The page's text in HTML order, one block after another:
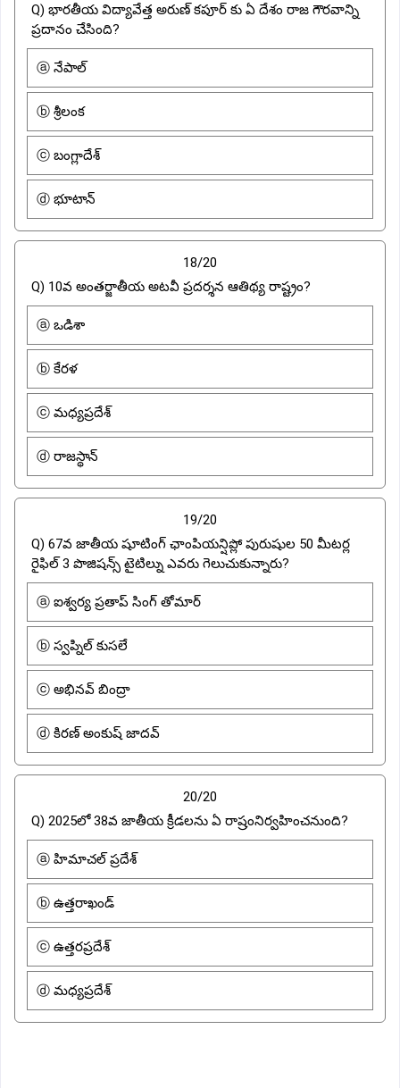
Q) భారతీయ విద్యావేత్త అరుణ్ కపూర్ కు ఏ దేశం రాజ గౌరవాన్ని
ప్రదానం చేసింది?
ⓐ నేపాల్
ⓑ శ్రీలంక
ⓒ బంగ్లాదేశ్
ⓓ భూటాన్
18/20
Q) 10వ అంతర్జాతీయ అటవీ ప్రదర్శన ఆతిథ్య రాష్ట్రం?
ⓐ ఒడిశా
ⓑ కేరళ
ⓒ మధ్యప్రదేశ్
ⓓ రాజస్థాన్
19/20
Q) 67వ జాతీయ షూటింగ్ ఛాంపియన్షిప్లో పురుషుల 50 మీటర్ల
రైఫిల్ 3 పొజిషన్స్ టైటిల్ను ఎవరు గెలుచుకున్నారు?
ⓐ ఐశ్వర్య ప్రతాప్ సింగ్ తోమార్
ⓑ స్వప్నిల్ కుసలే
ⓒ అభినవ్ బింద్రా
ⓓ కిరణ్ అంకుష్ జాదవ్
20/20
Q) 2025లో 38వ జాతీయ క్రీడలను ఏ రాష్రంనిర్వహించనుంది?
ⓐ హిమాచల్ ప్రదేశ్
ⓑ ఉత్తరాఖండ్
ⓒ ఉత్తరప్రదేశ్
ⓓ మధ్యప్రదేశ్